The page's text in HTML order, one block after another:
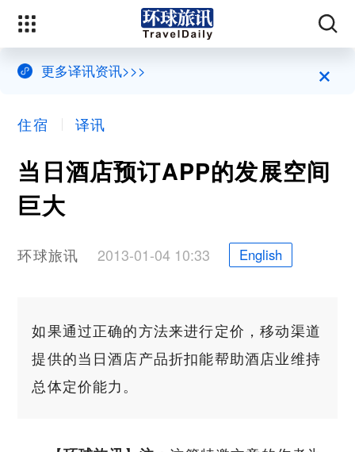
更多译讯资讯>>> ×
住宿 译讯
当日酒店预订APP的发展空间
巨大
环球旅讯 2013-01-04 10:33 English
如果通过正确的方法来进行定价，移动渠道
提供的当日酒店产品折扣能帮助酒店业维持
总体定价能力。